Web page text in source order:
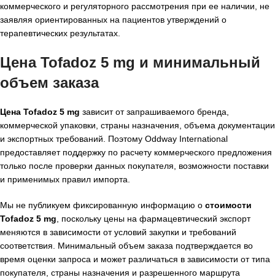
коммерческого и регуляторного рассмотрения при ее наличии, не
заявляя ориентированных на пациентов утверждений о
терапевтических результатах.
Цена Tofadoz 5 mg и минимальный
объем заказа
Цена Tofadoz 5 mg зависит от запрашиваемого бренда,
коммерческой упаковки, страны назначения, объема документации
и экспортных требований. Поэтому Oddway International
предоставляет поддержку по расчету коммерческого предложения
только после проверки данных покупателя, возможности поставки
и применимых правил импорта.
Мы не публикуем фиксированную информацию о стоимости
Tofadoz 5 mg , поскольку цены на фармацевтический экспорт
меняются в зависимости от условий закупки и требований
соответствия. Минимальный объем заказа подтверждается во
время оценки запроса и может различаться в зависимости от типа
покупателя, страны назначения и разрешенного маршрута